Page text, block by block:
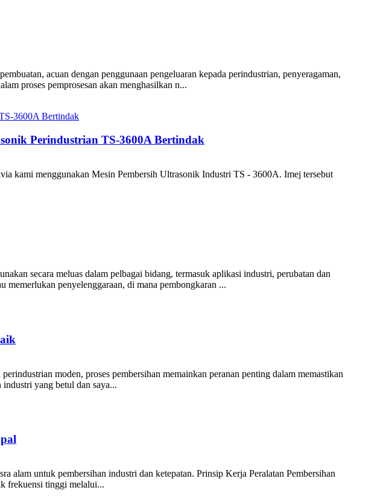
acuan dengan penggunaan pengeluaran kepada perindustrian, penyeragaman,
proses pemprosesan akan menghasilkan n...
Perindustrian TS-3600A Bertindak
kami menggunakan Mesin Pembersih Ultrasonik Industri TS - 3600A. Imej tersebut
secara meluas dalam pelbagai bidang, termasuk aplikasi industri, perubatan dan
memerlukan penyelenggaraan, di mana pembongkaran ...
moden, proses pembersihan memainkan peranan penting dalam memastikan
yang betul dan saya...
alam untuk pembersihan industri dan ketepatan. Prinsip Kerja Peralatan Pembersihan
frekuensi tinggi melalui...